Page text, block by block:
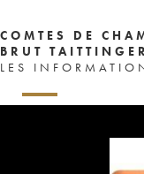
COMTES DE
BRUT TAITTINGER
LES